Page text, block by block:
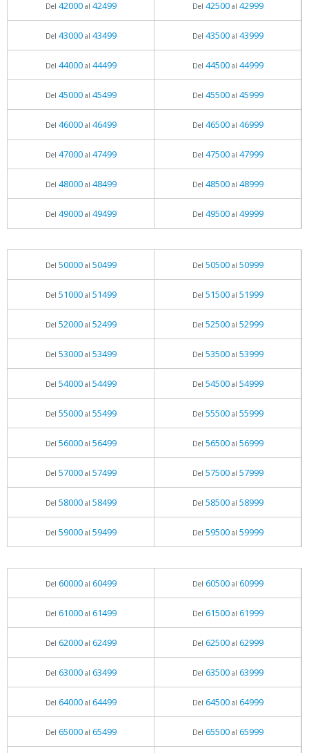
Del 42000al 42499 Del 42500al 42999
Del 43000al 43499 Del 43500al 43999
Del 44000al 44499 Del 44500al 44999
Del 45000al 45499 Del 45500al 45999
Del 46000al 46499 Del 46500al 46999
Del 47000al 47499 Del 47500al 47999
Del 48000al 48499 Del 48500al 48999
Del 49000al 49499 Del 49500al 49999
Del 50000al 50499 Del 50500al 50999
Del 51000al 51499 Del 51500al 51999
Del 52000al 52499 Del 52500al 52999
Del 53000al 53499 Del 53500al 53999
Del 54000al 54499 Del 54500al 54999
Del 55000al 55499 Del 55500al 55999
Del 56000al 56499 Del 56500al 56999
Del 57000al 57499 Del 57500al 57999
Del 58000al 58499 Del 58500al 58999
Del 59000al 59499 Del 59500al 59999
Del 60000al 60499 Del 60500al 60999
Del 61000al 61499 Del 61500al 61999
Del 62000al 62499 Del 62500al 62999
Del 63000al 63499 Del 63500al 63999
Del 64000al 64499 Del 64500al 64999
Del 65000al 65499 Del 65500al 65999